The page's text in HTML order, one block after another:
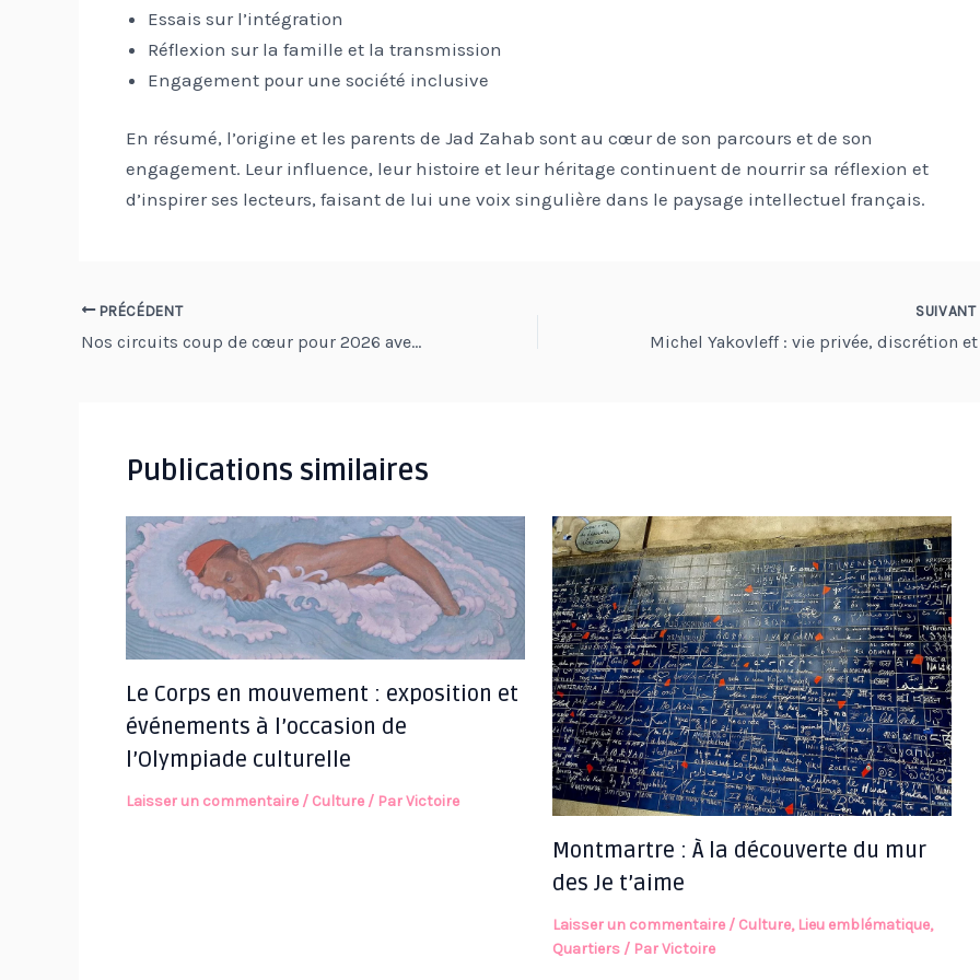
Essais sur l’intégration
Réflexion sur la famille et la transmission
Engagement pour une société inclusive
En résumé, l’origine et les parents de Jad Zahab sont au cœur de son parcours et de son
engagement. Leur influence, leur histoire et leur héritage continuent de nourrir sa réflexion et
d’inspirer ses lecteurs, faisant de lui une voix singulière dans le paysage intellectuel français.
Navigation
des
PRÉCÉDENT
Nos circuits coup de cœur pour 2026 avec une agence de voyage
SUIVANT
Publications similaires
Le Corps en mouvement : exposition et
événements à l’occasion de
l’Olympiade culturelle
Laisser un commentaire / Culture/ ParVictoire
Montmartre : À la découverte du mur
des Je t’aime
Laisser un commentaire / Culture, Lieu emblématique,
Quartiers/ ParVictoire